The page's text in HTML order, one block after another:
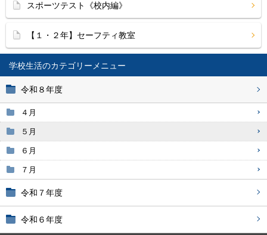
学校生活
令和８年度
４月
５月
６月
７月
令和７年度
令和６年度
スポーツテスト《校内編》
【１・２年】セーフティ教室